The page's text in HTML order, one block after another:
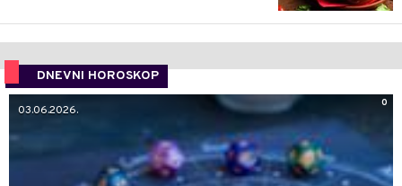
DNEVNI HOROSKOP
0
03.06.2026.